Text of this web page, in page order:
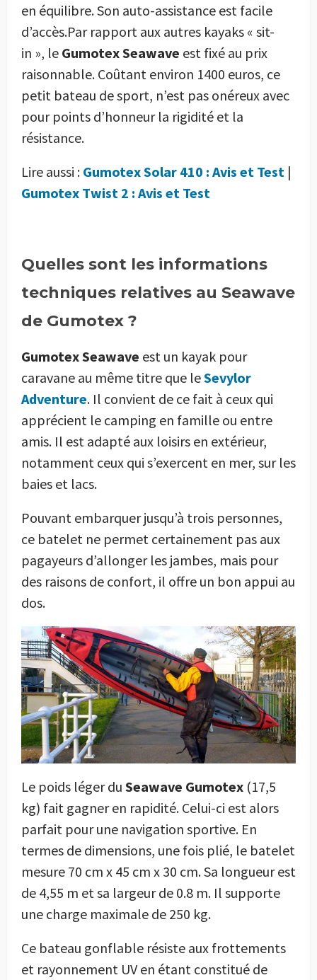
en équilibre. Son auto-assistance est facile
d’accès.Par rapport aux autres kayaks « sit-
in », le Gumotex Seawave est fixé au prix
raisonnable. Coûtant environ 1400 euros, ce
petit bateau de sport, n’est pas onéreux avec
pour points d’honneur la rigidité et la
résistance.
Lire aussi : Gumotex Solar 410 : Avis et Test |
Gumotex Twist 2 : Avis et Test
Quelles sont les informations
techniques relatives au Seawave
de Gumotex ?
Gumotex Seawave est un kayak pour
caravane au même titre que leSevylor
Adventure. Il convient de ce fait à ceux qui
apprécient le camping en famille ou entre
amis. Il est adapté aux loisirs en extérieur,
notamment ceux qui s’exercent en mer, sur les
baies et lacs.
Pouvant embarquer jusqu’à trois personnes,
ce batelet ne permet certainement pas aux
pagayeurs d’allonger les jambes, mais pour
des raisons de confort, il offre un bon appui au
dos.
Le poids léger du Seawave Gumotex (17,5
kg) fait gagner en rapidité. Celui-ci est alors
parfait pour une navigation sportive. En
termes de dimensions, une fois plié, le batelet
mesure 70 cm x 45 cm x 30 cm. Sa longueur est
de 4,55 m et sa largeur de 0.8 m. Il supporte
une charge maximale de 250 kg.
Ce bateau gonflable résiste aux frottements
et rayonnement UV en étant constitué de